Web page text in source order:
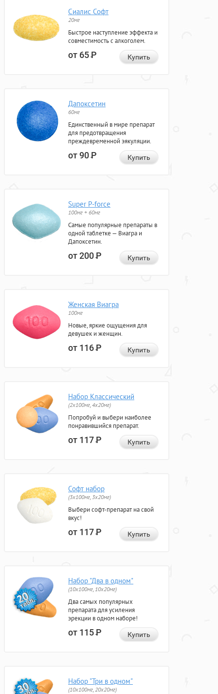
Сиалис Софт
20мг
Быстрое наступление эффекта и
совместимость с алкоголем.
от 65Р Купить
Дапоксетин
60мг
Единственный в мире препарат
для предотвращения
преждевременной эякуляции.
от 90Р Купить
Super P-force
100мг + 60мг
Самые популярные препараты в
одной таблетке — Виагра и
Дапоксетин.
от 200Р Купить
Женская Виагра
100мг
Новые, яркие ощущения для
девушек и женщин.
от 116Р Купить
Набор Классический
(2x100мг, 4x20мг)
Попробуй и выбери наиболее
понравившийся препарат.
от 117Р Купить
Софт набор
(3x100мг, 3x20мг)
Выбери софт-препарат на свой
вкус!
от 117Р Купить
Набор "Два в одном"
(10x100мг, 10x20мг)
Два самых популярных
препарата для усиления
эрекции в одном наборе!
от 115Р Купить
Набор "Три в одном"
(10x100мг, 20x20мг)